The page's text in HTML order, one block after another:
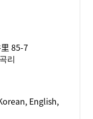
85-7
리
English,